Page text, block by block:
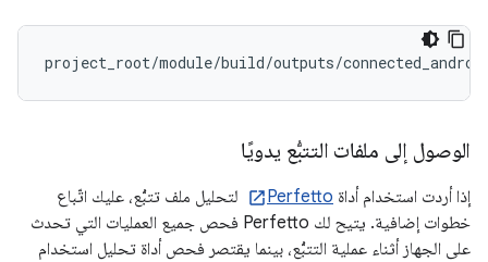
الوصول إلى ملفات التتبُّع يدويًا
إذا أردت استخدام أداة Perfetto
لتحليل ملف تتبُّع، عليك اتّباع
خطوات إضافية. يتيح لك Perfetto فحص جميع العمليات التي تحدث
على الجهاز أثناء عملية التتبُّع، بينما يقتصر فحص أداة تحليل استخدام